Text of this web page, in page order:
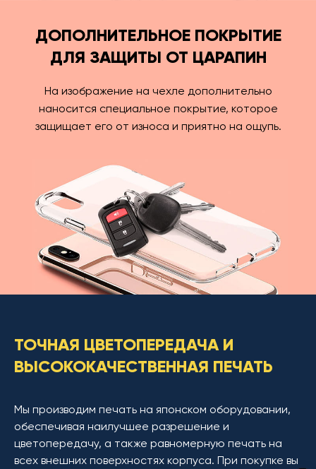
ДОПОЛНИТЕЛЬНОЕ ПОКРЫТИЕ
ДЛЯ ЗАЩИТЫ ОТ ЦАРАПИН
На изображение на чехле дополнительно
наносится специальное покрытие, которое
защищает его от износа и приятно на ощупь.
ТОЧНАЯ ЦВЕТОПЕРЕДАЧА И
ВЫСОКОКАЧЕСТВЕННАЯ ПЕЧАТЬ
Мы производим печать на японском оборудовании,
обеспечивая наилучшее разрешение и
цветопередачу, а также равномерную печать на
всех внешних поверхностях корпуса. При покупке вы